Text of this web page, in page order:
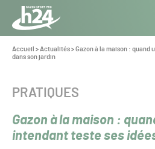
Panneau de gestion des cookies
Aller au contenu
Toute
l’info
du Gazon
Vous
êtes
Accueil >Actualités>Gazon à la maison : quand
dans son jardin
Gazon à la maison :
intendant teste ses
CATÉGORIE :
PRATIQUES